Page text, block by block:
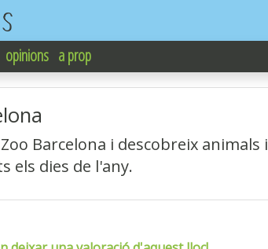
opinions a prop
Barcelona i descobreix animals i
els dies de l'any.